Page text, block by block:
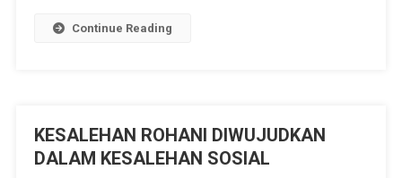
Continue Reading
KESALEHAN ROHANI DIWUJUDKAN
DALAM KESALEHAN SOSIAL